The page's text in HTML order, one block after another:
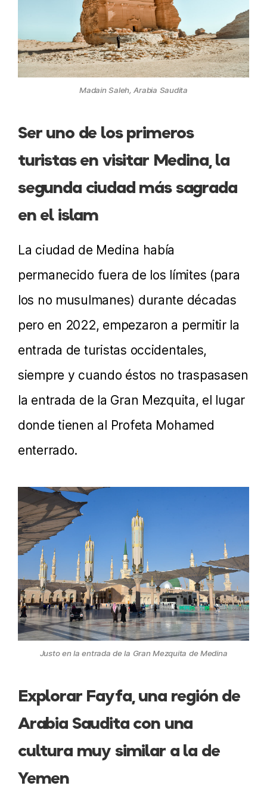
Madain Saleh, Arabia Saudita
Ser uno de los primeros
turistas en visitar Medina, la
segunda ciudad más sagrada
en el islam
La ciudad de Medina había
permanecido fuera de los límites (para
los no musulmanes) durante décadas
pero en 2022, empezaron a permitir la
entrada de turistas occidentales,
siempre y cuando éstos no traspasasen
la entrada de la Gran Mezquita, el lugar
donde tienen al Profeta Mohamed
enterrado.
Justo en la entrada de la Gran Mezquita de Medina
Explorar Fayfa, una región de
Arabia Saudita con una
cultura muy similar a la de
Yemen